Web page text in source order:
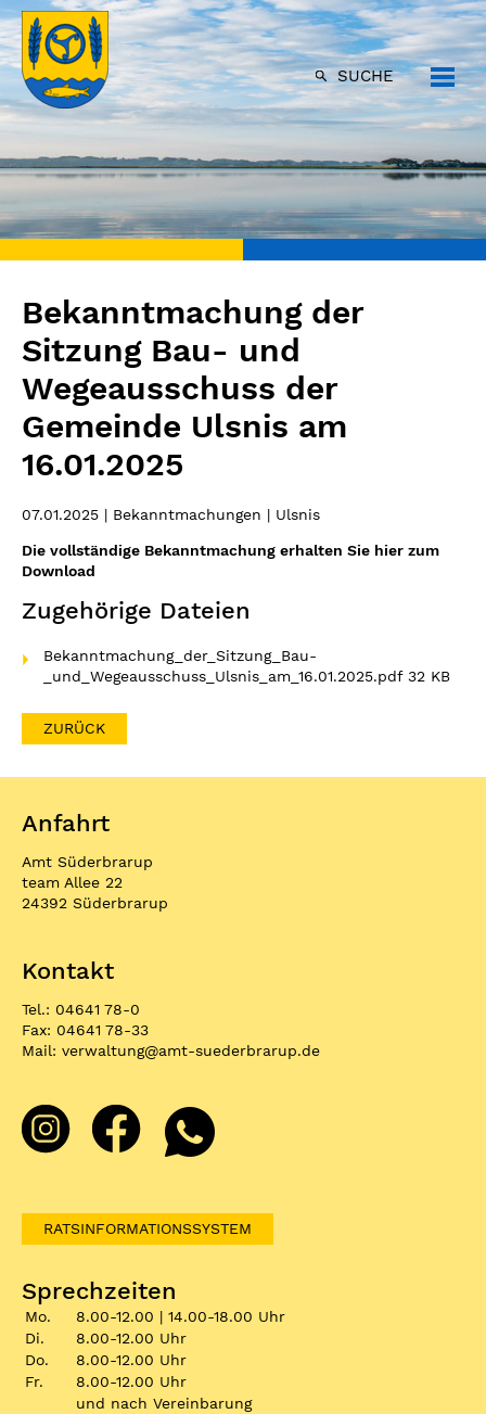
SUCHE
Bekanntmachung der
Sitzung Bau- und
Wegeausschuss der
Gemeinde Ulsnis am
16.01.2025
07.01.2025 | Bekanntmachungen | Ulsnis
Die vollständige Bekanntmachung erhalten Sie hier zum
Download
Zugehörige Dateien
Bekanntmachung_der_Sitzung_Bau-
_und_Wegeausschuss_Ulsnis_am_16.01.2025.pdf 32 KB
ZURÜCK
Anfahrt
Amt Süderbrarup
team Allee 22
24392 Süderbrarup
Kontakt
Tel.: 04641 78-0
Fax: 04641 78-33
Mail: verwaltung@amt-suederbrarup.de
RATSINFORMATIONSSYSTEM
Sprechzeiten
Mo.
8.00-12.00 | 14.00-18.00 Uhr
Di.
8.00-12.00 Uhr
Do.
8.00-12.00 Uhr
Fr.
8.00-12.00 Uhr
und nach Vereinbarung